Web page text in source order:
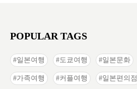
POPULAR TAGS
일본여행 도쿄여행 일본문화
가족여행 커플여행 일본편의점